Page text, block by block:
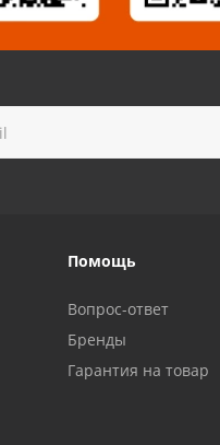
Помощь
Вопрос-ответ
Бренды
Гарантия на товар